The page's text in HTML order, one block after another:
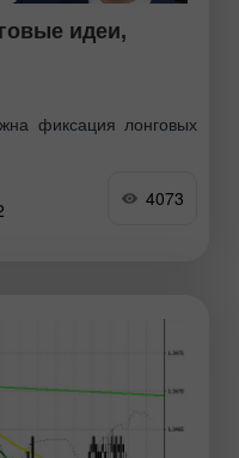
идеи,
фиксация лонговых
4073